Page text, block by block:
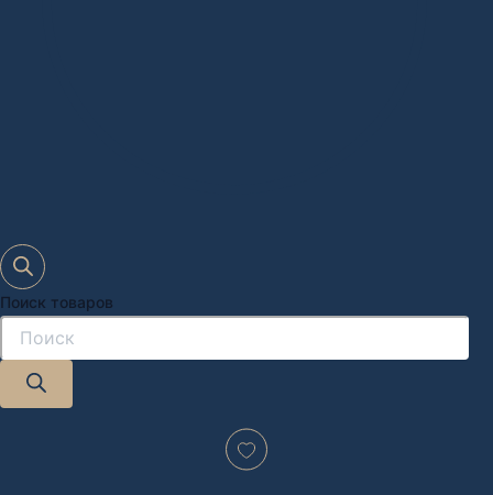
Поиск товаров
Дизайн-проект "под ключ" в Москве